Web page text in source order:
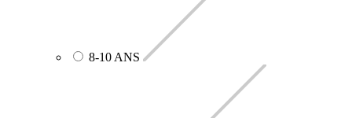
8-10 ANS